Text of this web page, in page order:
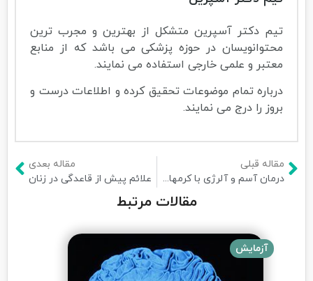
تیم دکتر آسپرین متشکل از بهترین و مجرب ترین
محتوانویسان در حوزه پزشکی می باشد که از منابع
معتبر و علمی خارجی استفاده می نمایند.
درباره تمام موضوعات تحقیق کرده و اطلاعات درست و
بروز را درج می نمایند.
مقاله قبلی
درمان آسم و آلرژی با کرمهای انگلی
مقاله بعدی
علائم پیش از قاعدگی در زنان
مقالات مرتبط
آزمایش